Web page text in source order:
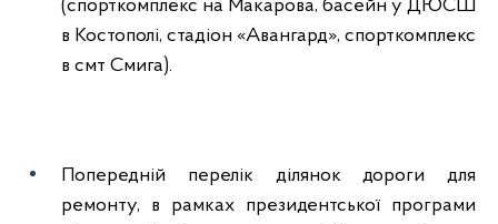
(спорткомплекс на Макарова, басейн у ДЮСШ
в Костополі, стадіон «Авангард», спорткомплекс
в смт Смига).
Попередній перелік ділянок дороги для
ремонту, в рамках президентської програми